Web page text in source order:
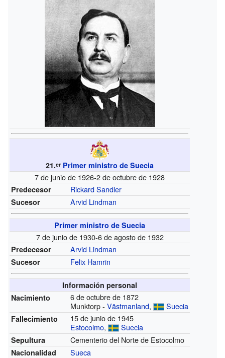
21.er Primer ministro de Suecia
7 de junio de 1926-2 de octubre de 1928
Predecesor Rickard Sandler
Sucesor Arvid Lindman
Primer ministro de Suecia
7 de junio de 1930-6 de agosto de 1932
Predecesor Arvid Lindman
Sucesor Felix Hamrin
Información personal
Nacimiento
6 de octubre de 1872
Munktorp -Västmanland, Suecia
Fallecimiento
15 de junio de 1945
Estocolmo, Suecia
Sepultura Cementerio del Norte de Estocolmo
Nacionalidad Sueca